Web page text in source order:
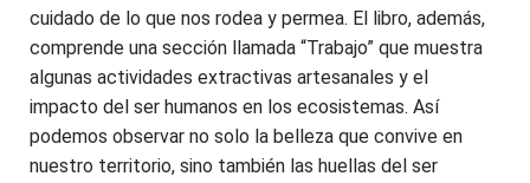
cuidado de lo que nos rodea y permea. El libro, además,
comprende una sección llamada “Trabajo” que muestra
algunas actividades extractivas artesanales y el
impacto del ser humanos en los ecosistemas. Así
podemos observar no solo la belleza que convive en
nuestro territorio, sino también las huellas del ser